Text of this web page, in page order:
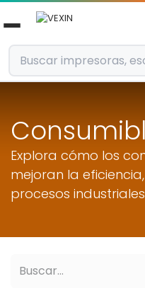
Ir al contenido
Explora cómo los
mejoran la
procesos